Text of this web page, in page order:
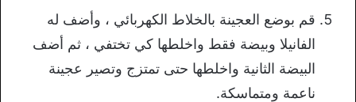
قم بوضع العجينة بالخلاط الكهربائي ، وأضف له
الفانيلا وبيضة فقط واخلطها كي تختفي ، ثم أضف
البيضة الثانية واخلطها حتى تمتزج وتصير عجينة
ناعمة ومتماسكة.